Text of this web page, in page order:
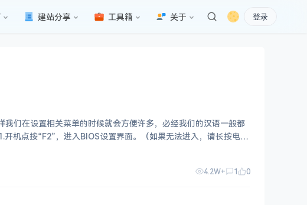
建站分享 工具箱 关于 登录
们在设置相关菜单的时候就会方便许多，必经我们的汉语一般都
机点按“F2”，进入BIOS设置界面。（如果无法进入，请长按电源
4.2W+ 1 0